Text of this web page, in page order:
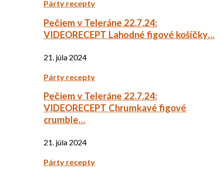
Párty recepty
Pečiem v Teleráne 22.7.24:
VIDEORECEPT Lahodné figové košíčky…
21. júla 2024
Párty recepty
Pečiem v Teleráne 22.7.24:
VIDEORECEPT Chrumkavé figové
crumble…
21. júla 2024
Párty recepty